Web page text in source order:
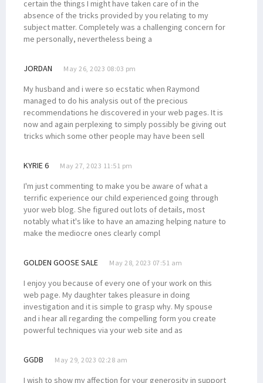
certain the things I might have taken care of in the
absence of the tricks provided by you relating to my
subject matter. Completely was a challenging concern for
me personally, nevertheless being a
JORDAN May 26, 2023 08:03 pm
My husband and i were so ecstatic when Raymond
managed to do his analysis out of the precious
recommendations he discovered in your web pages. It is
now and again perplexing to simply possibly be giving out
tricks which some other people may have been sell
KYRIE 6 May 27, 2023 11:51 pm
I'm just commenting to make you be aware of what a
terrific experience our child experienced going through
yuor web blog. She figured out lots of details, most
notably what it's like to have an amazing helping nature to
make the mediocre ones clearly compl
GOLDEN GOOSE SALE May 28, 2023 07:51 am
I enjoy you because of every one of your work on this
web page. My daughter takes pleasure in doing
investigation and it is simple to grasp why. My spouse
and i hear all regarding the compelling form you create
powerful techniques via your web site and as
GGDB May 29, 2023 02:28 am
I wish to show my affection for your generosity in support